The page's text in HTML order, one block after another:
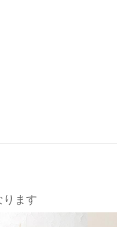
ります